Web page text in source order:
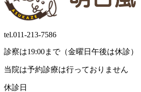
tel.011-213-7586
診察は19:00まで（金曜日午後は休診）
当院は予約診療は行っておりません
休診日